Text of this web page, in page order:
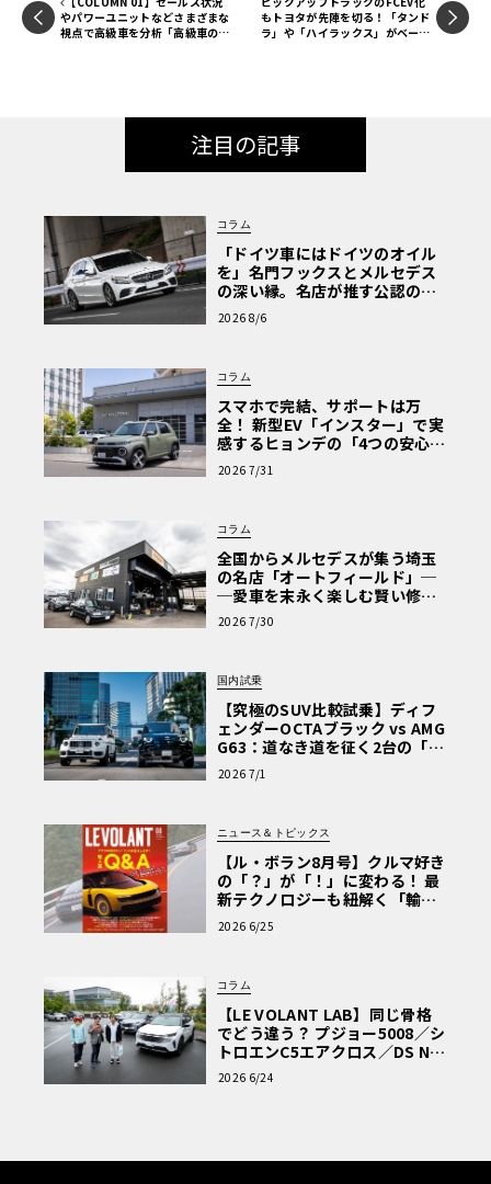
ずれのボディカラーでもダークグレー／赤となる。これも
もちろん実車の設定の通りだ。ルーフレールは別パーツ
公式サイト
やパワーユニットなどさまざまな
視点で高級車を分析「高級車のい
もトヨタが先陣を切る！「タンド
ラ」や「ハイラックス」がベース
注目の記事
コラム
「ドイツ車にはドイツのオイル
を」名門フックスとメルセデス
の深い縁。名店が推す公認の安
心と、Cクラスで味わうシルキー
な走り〈PR〉
2026 8/6
コラム
スマホで完結、サポートは万
全！ 新型EV「インスター」で実
感するヒョンデの「4つの安心」
【第1回・ヒョンデ6つの疑問：
Why? Hyundai?】〈PR〉
2026 7/31
コラム
全国からメルセデスが集う埼玉
の名店「オートフィールド」─
─愛車を末永く楽しむ賢い修理
術と、プロがフックス製オイル
を選ぶ理由〈PR〉
2026 7/30
国内試乗
【究極のSUV比較試乗】ディフ
ェンダーOCTAブラック vs AMG
G63：道なき道を征く2台の「対
極的アプローチ」
2026 7/1
ニュース＆トピックス
【ル・ボラン8月号】クルマ好き
の「？」が「！」に変わる！ 最
新テクノロジーも紐解く「輸入
車Q&A」
2026 6/25
コラム
【LE VOLANT LAB】同じ骨格
でどう違う？ プジョー5008／シ
トロエンC5エアクロス／DS Nº4
読者一気乗りレポート
2026 6/24